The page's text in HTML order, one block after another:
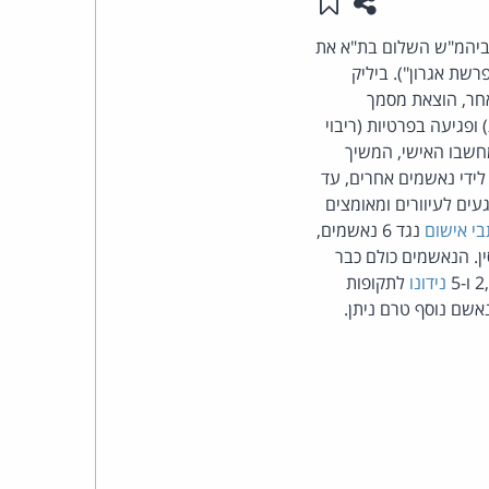
בפרשה, אתמול (3.2.2014) הרשיע ביהמ"ש השלום בת"א את
כ"פרשת אגרון"). ביליק
הוצאת מסמך
בפרטיות (ריבוי
האישי, המשיך
נאשמים אחרים, עד
לעיוורים ומאומצים
אישום
נגד 6 נאשמים,
הנאשמים כולם כבר
נידונו לתקופות
נוסף טרם ניתן.